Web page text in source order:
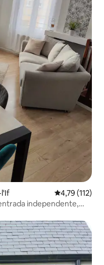
l'If 4,79 de uma
4,79 (112)
independente,